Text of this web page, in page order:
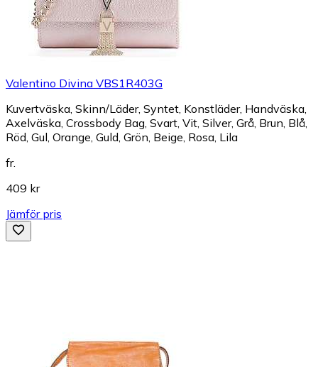
Valentino Divina VBS1R403G
Kuvertväska, Skinn/Läder, Syntet, Konstläder, Handväska,
Axelväska, Crossbody Bag, Svart, Vit, Silver, Grå, Brun, Blå,
Röd, Gul, Orange, Guld, Grön, Beige, Rosa, Lila
fr.
409 kr
Jämför pris